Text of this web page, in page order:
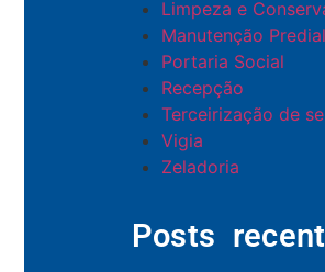
Limpeza e
Manutenção Predial
Portaria Social
Recepção
Terceirização de
Vigia
Zeladoria
Posts